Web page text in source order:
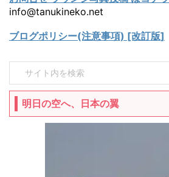
info@tanukineko.net
ブログポリシー(注意事項) [改訂版]
明日の空へ、日本の翼